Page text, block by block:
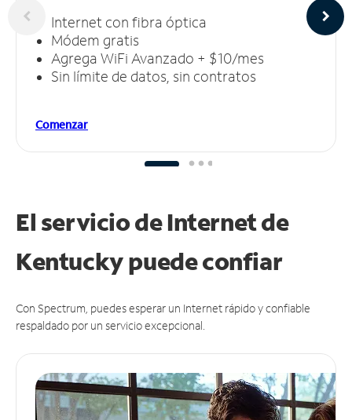
Internet con fibra óptica
Módem gratis
Agrega WiFi Avanzado + $10/mes
Sin límite de datos, sin contratos
Comenzar
El servicio de Internet de
Kentucky puedeconfiar
Con Spectrum, puedes esperar un Internet rápido y confiable
respaldado por un servicio excepcional.